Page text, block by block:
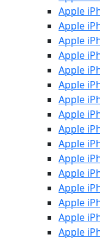
Apple
Apple
Apple
Apple
Apple
Apple
Apple
Apple
Apple
Apple
Apple
Apple
Apple
Apple
Apple
Apple